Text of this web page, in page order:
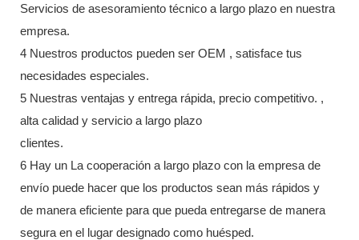
Servicios de asesoramiento técnico a largo plazo en nuestra
empresa.
4 Nuestros productos pueden ser OEM , satisface tus
necesidades especiales.
5 Nuestras ventajas y entrega rápida, precio competitivo. ,
alta calidad y servicio a largo plazo
clientes.
6 Hay un La cooperación a largo plazo con la empresa de
envío puede hacer que los productos sean más rápidos y
de manera eficiente para que pueda entregarse de manera
segura en el lugar designado como huésped.